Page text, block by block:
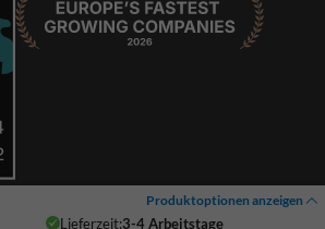
Produktoptionen anzeigen
Lieferzeit:3-4 Arbeitstage